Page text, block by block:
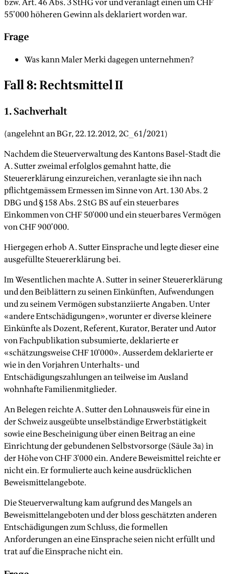
55’000 höheren Gewinn als deklariert worden war.
Frage
Was kann Maler Merki dagegen unternehmen?
Fall 8: Rechtsmittel II
1. Sachverhalt
(angelehnt an BGr, 22.12.2012, 2C_61/2021)
Nachdem die Steuerverwaltung des Kantons Basel-Stadt die
A. Sutter zweimal erfolglos gemahnt hatte, die
Steuererklärung einzureichen, veranlagte sie ihn nach
pflichtgemässem Ermessen im Sinne von Art. 130 Abs. 2
DBG und § 158 Abs. 2 StG BS auf ein steuerbares
Einkommen von CHF 50'000 und ein steuerbares Vermögen
von CHF 900’000.
Hiergegen erhob A. Sutter Einsprache und legte dieser eine
ausgefüllte Steuererklärung bei.
Im Wesentlichen machte A. Sutter in seiner Steuererklärung
und den Beiblättern zu seinen Einkünften, Aufwendungen
und zu seinem Vermögen substanziierte Angaben. Unter
«andere Entschädigungen», worunter er diverse kleinere
Einkünfte als Dozent, Referent, Kurator, Berater und Autor
von Fachpublikation subsumierte, deklarierte er
«schätzungsweise CHF 10'000». Ausserdem deklarierte er
wie in den Vorjahren Unterhalts- und
Entschädigungszahlungen an teilweise im Ausland
wohnhafte Familienmitglieder.
An Belegen reichte A. Sutter den Lohnausweis für eine in
der Schweiz ausgeübte unselbständige Erwerbstätigkeit
sowie eine Bescheinigung über einen Beitrag an eine
Einrichtung der gebundenen Selbstvorsorge (Säule 3a) in
der Höhe von CHF 3'000 ein. Andere Beweismittel reichte er
nicht ein. Er formulierte auch keine ausdrücklichen
Beweismittelangebote.
Die Steuerverwaltung kam aufgrund des Mangels an
Beweismittelangeboten und der bloss geschätzten anderen
Entschädigungen zum Schluss, die formellen
Anforderungen an eine Einsprache seien nicht erfüllt und
trat auf die Einsprache nicht ein.